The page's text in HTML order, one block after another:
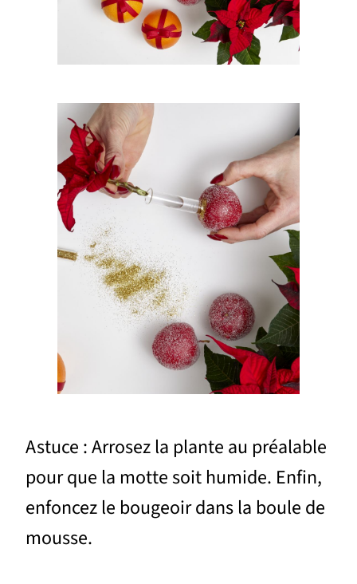
Astuce : Arrosez la plante au préalable
pour que la motte soit humide. Enfin,
enfoncez le bougeoir dans la boule de
mousse.